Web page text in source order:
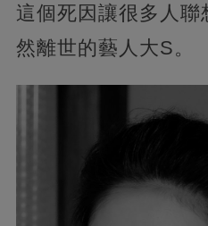
這個死因讓很多人聯
然離世的藝人大S。